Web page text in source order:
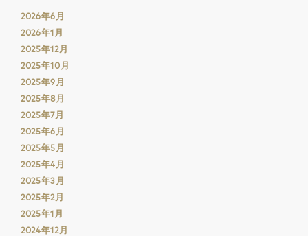
2026年6月
2026年1月
2025年12月
2025年10月
2025年9月
2025年8月
2025年7月
2025年6月
2025年5月
2025年4月
2025年3月
2025年2月
2025年1月
2024年12月